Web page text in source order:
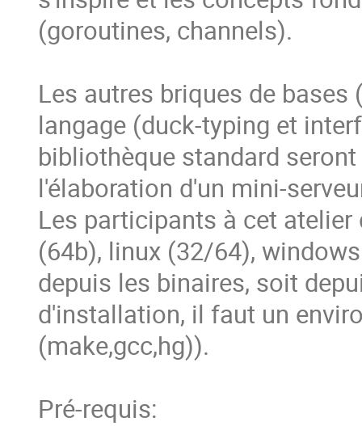
(goroutines, channels).
Les autres briques de
langage (duck-typing et
bibliothèque standard
l'élaboration d'un mini-
Les participants à cet
(64b), linux (32/64),
depuis les binaires, soit
d'installation, il faut un
(make,gcc,hg)).
Pré-requis: